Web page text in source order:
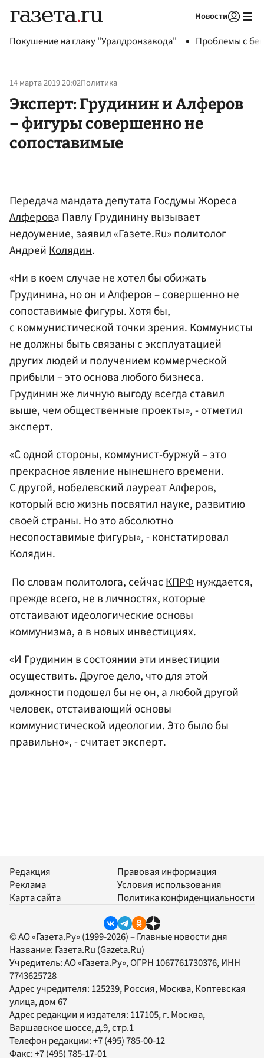
Новости
Покушение на главу "Уралдронзавода" Проблемы с
14 марта 2019 20:02Политика
Эксперт: Грудинин и Алферов
– фигуры совершенно не
сопоставимые
Передача мандата депутатаГосдумыЖореса
Алферова Павлу Грудинину вызывает
недоумение, заявил «Газете.Ru» политолог
АндрейКолядин.
«Ни в коем случае не хотел бы обижать
Грудинина, но он и Алферов – совершенно не
сопоставимые фигуры. Хотя бы,
с коммунистической точки зрения. Коммунисты
не должны быть связаны с эксплуатацией
других людей и получением коммерческой
прибыли – это основа любого бизнеса.
Грудинин же личную выгоду всегда ставил
выше, чем общественные проекты», - отметил
эксперт.
«С одной стороны, коммунист-буржуй – это
прекрасное явление нынешнего времени.
С другой, нобелевский лауреат Алферов,
который всю жизнь посвятил науке, развитию
своей страны. Но это абсолютно
несопоставимые фигуры», - констатировал
Колядин.
По словам политолога, сейчас КПРФнуждается,
прежде всего, не в личностях, которые
отстаивают идеологические основы
коммунизма, а в новых инвестициях.
«И Грудинин в состоянии эти инвестиции
осуществить. Другое дело, что для этой
должности подошел бы не он, а любой другой
человек, отстаивающий основы
коммунистической идеологии. Это было бы
правильно», - считает эксперт.
Редакция
Реклама
Карта сайта
Правовая информация
Условия использования
Политика конфиденциальности
© АО «Газета.Ру» (1999-2026) – Главные новости дня
Название: Газета.Ru (Gazeta.Ru)
Учредитель:АО «Газета.Ру», ОГРН 1067761730376, ИНН
7743625728
Адрес учредителя: 125239, Россия, Москва, Коптевская
улица, дом 67
Адрес редакции и издателя: 117105, г. Москва,
Варшавское шоссе, д.9, стр.1
Телефон редакции:+7 (495) 785-00-12
Факс:+7 (495) 785-17-01